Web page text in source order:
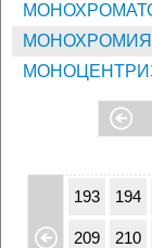
МОНОХРОМИЯ
МОНОЦЕНТРИЗМ
176
193 194
209 210